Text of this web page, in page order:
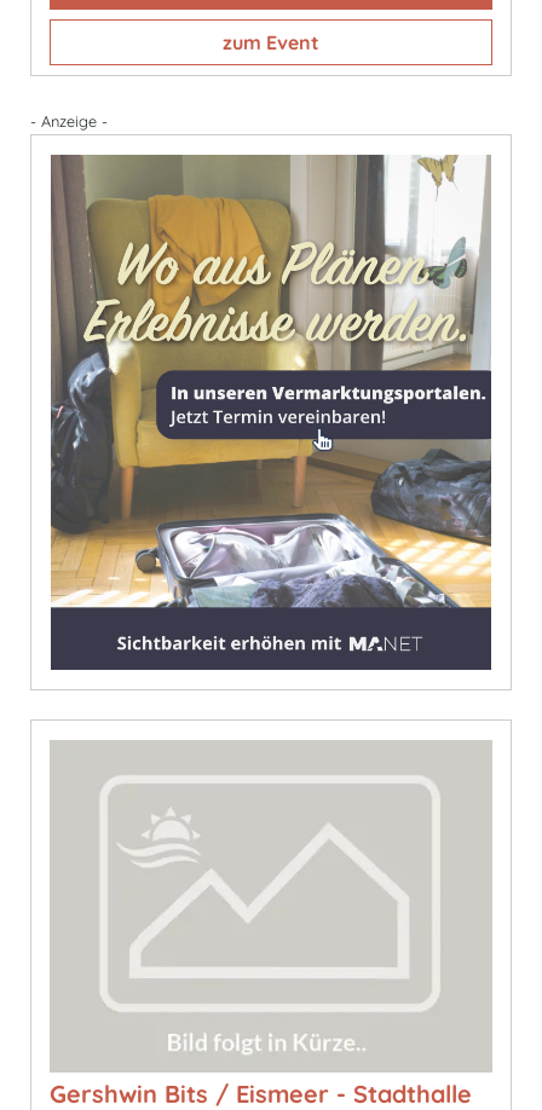
zum Event
- Anzeige -
Gershwin Bits / Eismeer - Stadthalle